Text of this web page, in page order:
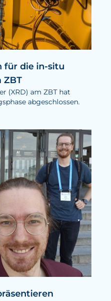
für die in-situ
ZBT
(XRD) am ZBT hat
abgeschlossen.